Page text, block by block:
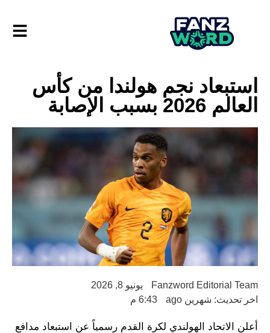
استبعاد نجم هولندا من كأس
العالم 2026 بسبب الإصابة
Fanzword Editorial Team
يونيو 8, 2026
اخر تحديث: شهرين ago
6:43 م
أعلن الاتحاد الهولندي لكرة القدم رسمياً عن استبعاد مدافع